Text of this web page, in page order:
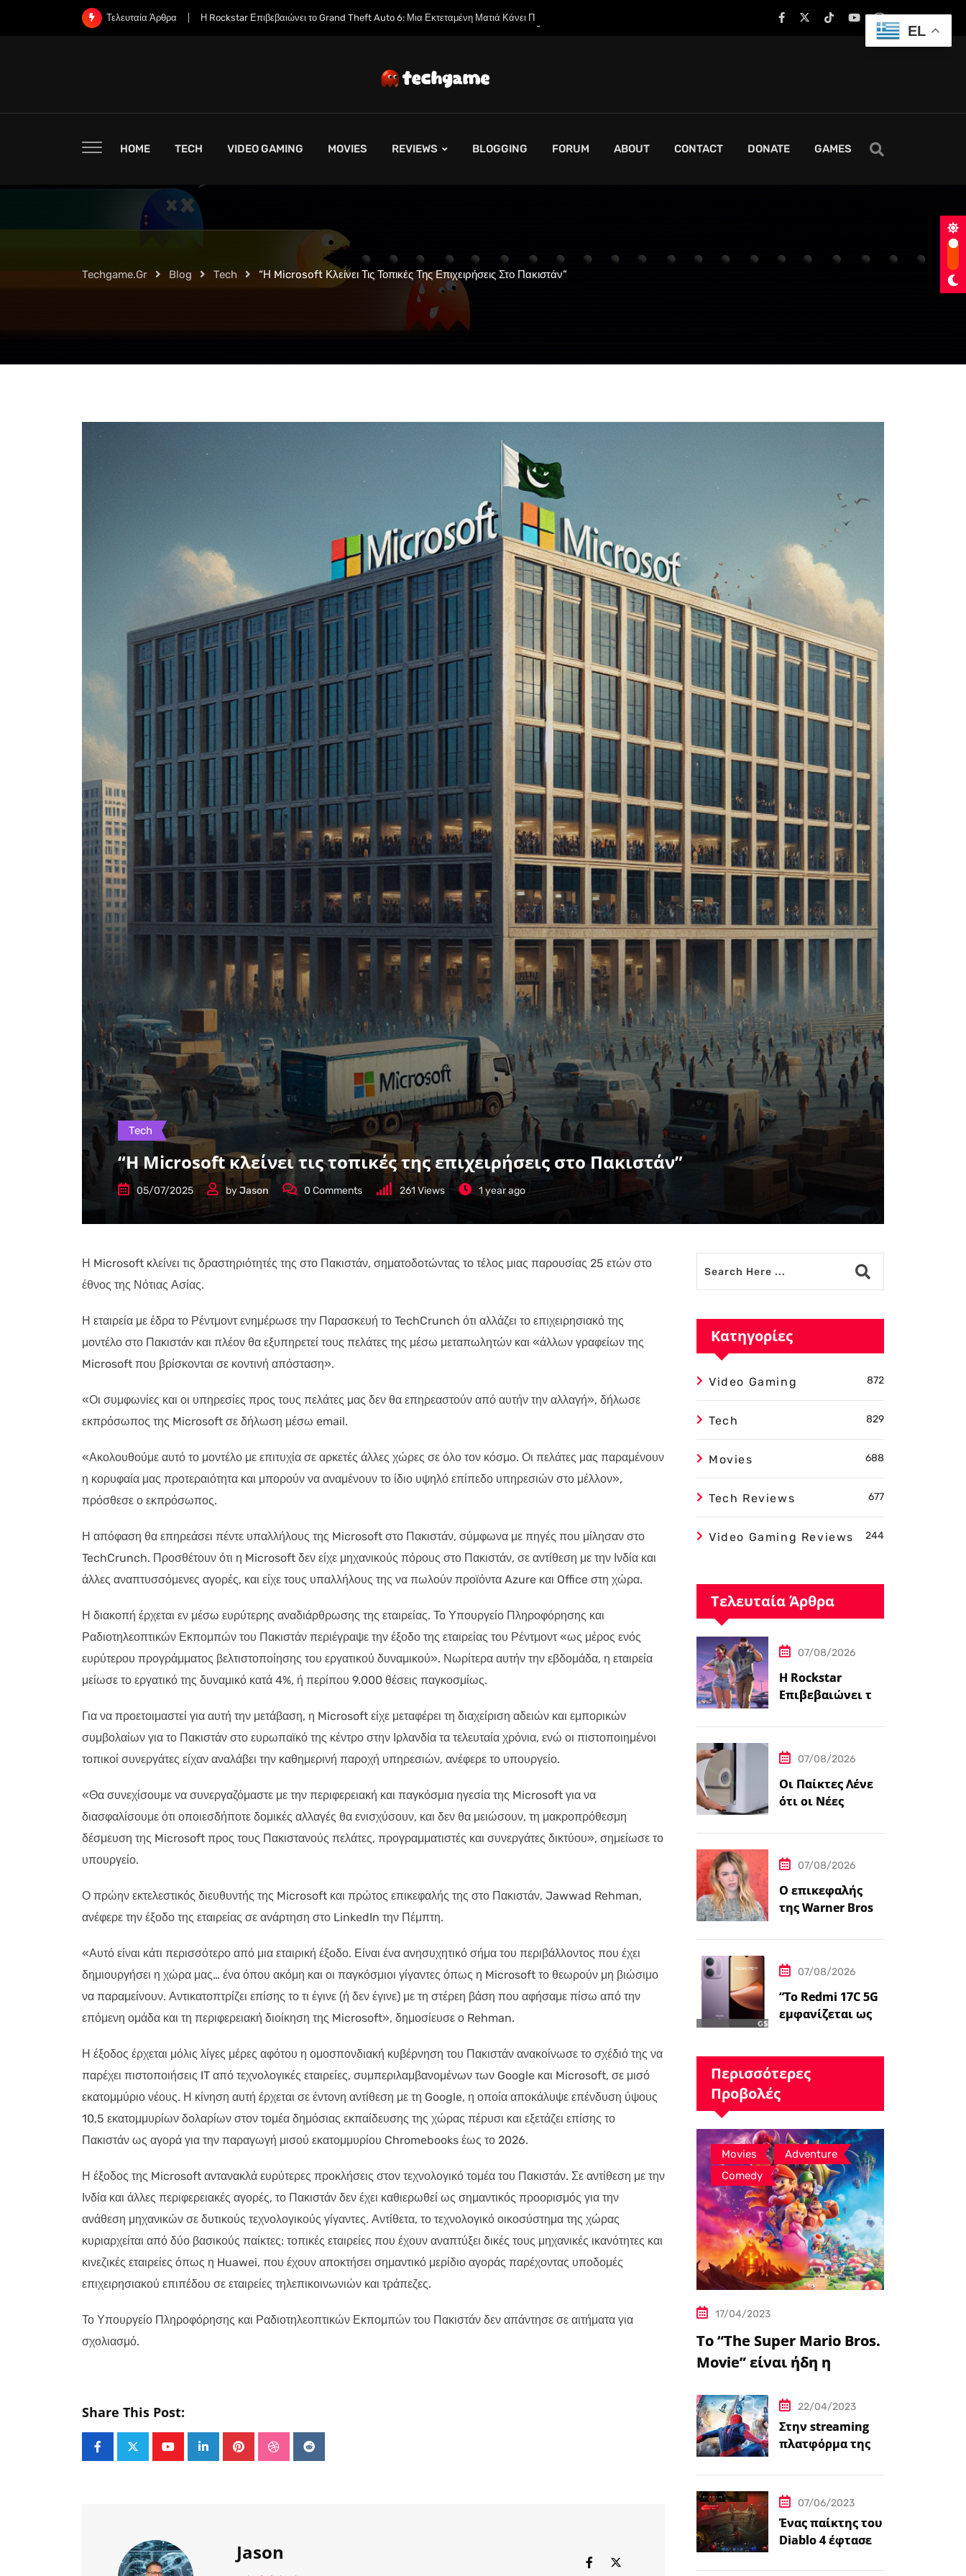
Τελευταία Άρθρα
Η Rockstar Επιβεβαιώνει το Grand Theft Auto 6: Μια Εκτεταμένη Ματιά Κάνει Πρεμιέρα στο Netflix Αυτόν τον Μήνα
HOME TECH VIDEO GAMING MOVIES REVIEWS BLOGGING FORUM ABOUT CONTACT DONATE GAMES
Techgame.gr Blog Tech “Η Microsoft Κλείνει Τις Τοπικές Της Επιχειρήσεις Στο Πακιστάν”
Tech
“Η Microsoft κλείνει τις τοπικές της επιχειρήσεις στο Πακιστάν”
05/07/2025 byJason 0 Comments 261 Views 1 year ago
Η Microsoft κλείνει τις δραστηριότητές της στο Πακιστάν, σηματοδοτώντας το τέλος μιας παρουσίας 25 ετών στο
έθνος της Νότιας Ασίας.
Η εταιρεία με έδρα το Ρέντμοντ ενημέρωσε την Παρασκευή το TechCrunch ότι αλλάζει το επιχειρησιακό της
μοντέλο στο Πακιστάν και πλέον θα εξυπηρετεί τους πελάτες της μέσω μεταπωλητών και «άλλων γραφείων της
Microsoft που βρίσκονται σε κοντινή απόσταση».
«Οι συμφωνίες και οι υπηρεσίες προς τους πελάτες μας δεν θα επηρεαστούν από αυτήν την αλλαγή», δήλωσε
εκπρόσωπος της Microsoft σε δήλωση μέσω email.
«Ακολουθούμε αυτό το μοντέλο με επιτυχία σε αρκετές άλλες χώρες σε όλο τον κόσμο. Οι πελάτες μας παραμένουν
η κορυφαία μας προτεραιότητα και μπορούν να αναμένουν το ίδιο υψηλό επίπεδο υπηρεσιών στο μέλλον»,
πρόσθεσε ο εκπρόσωπος.
Η απόφαση θα επηρεάσει πέντε υπαλλήλους της Microsoft στο Πακιστάν, σύμφωνα με πηγές που μίλησαν στο
TechCrunch. Προσθέτουν ότι η Microsoft δεν είχε μηχανικούς πόρους στο Πακιστάν, σε αντίθεση με την Ινδία και
άλλες αναπτυσσόμενες αγορές, και είχε τους υπαλλήλους της να πωλούν προϊόντα Azure και Office στη χώρα.
Η διακοπή έρχεται εν μέσω ευρύτερης αναδιάρθρωσης της εταιρείας. Το Υπουργείο Πληροφόρησης και
Ραδιοτηλεοπτικών Εκπομπών του Πακιστάν περιέγραψε την έξοδο της εταιρείας του Ρέντμοντ «ως μέρος ενός
ευρύτερου προγράμματος βελτιστοποίησης του εργατικού δυναμικού». Νωρίτερα αυτήν την εβδομάδα, η εταιρεία
μείωσε το εργατικό της δυναμικό κατά 4%, ή περίπου 9.000 θέσεις παγκοσμίως.
Για να προετοιμαστεί για αυτή την μετάβαση, η Microsoft είχε μεταφέρει τη διαχείριση αδειών και εμπορικών
συμβολαίων για το Πακιστάν στο ευρωπαϊκό της κέντρο στην Ιρλανδία τα τελευταία χρόνια, ενώ οι πιστοποιημένοι
τοπικοί συνεργάτες είχαν αναλάβει την καθημερινή παροχή υπηρεσιών, ανέφερε το υπουργείο.
«Θα συνεχίσουμε να συνεργαζόμαστε με την περιφερειακή και παγκόσμια ηγεσία της Microsoft για να
διασφαλίσουμε ότι οποιεσδήποτε δομικές αλλαγές θα ενισχύσουν, και δεν θα μειώσουν, τη μακροπρόθεσμη
δέσμευση της Microsoft προς τους Πακιστανούς πελάτες, προγραμματιστές και συνεργάτες δικτύου», σημείωσε το
υπουργείο.
Ο πρώην εκτελεστικός διευθυντής της Microsoft και πρώτος επικεφαλής της στο Πακιστάν, Jawwad Rehman,
ανέφερε την έξοδο της εταιρείας σε ανάρτηση στο LinkedIn την Πέμπτη.
«Αυτό είναι κάτι περισσότερο από μια εταιρική έξοδο. Είναι ένα ανησυχητικό σήμα του περιβάλλοντος που έχει
δημιουργήσει η χώρα μας… ένα όπου ακόμη και οι παγκόσμιοι γίγαντες όπως η Microsoft το θεωρούν μη βιώσιμο
να παραμείνουν. Αντικατοπτρίζει επίσης το τι έγινε (ή δεν έγινε) με τη στέρεη βάση που αφήσαμε πίσω από την
επόμενη ομάδα και τη περιφερειακή διοίκηση της Microsoft», δημοσίευσε ο Rehman.
Η έξοδος έρχεται μόλις λίγες μέρες αφότου η ομοσπονδιακή κυβέρνηση του Πακιστάν ανακοίνωσε το σχέδιό της να
παρέχει πιστοποιήσεις IT από τεχνολογικές εταιρείες, συμπεριλαμβανομένων των Google και Microsoft, σε μισό
εκατομμύριο νέους. Η κίνηση αυτή έρχεται σε έντονη αντίθεση με τη Google, η οποία αποκάλυψε επένδυση ύψους
10,5 εκατομμυρίων δολαρίων στον τομέα δημόσιας εκπαίδευσης της χώρας πέρυσι και εξετάζει επίσης το
Πακιστάν ως αγορά για την παραγωγή μισού εκατομμυρίου Chromebooks έως το 2026.
Η έξοδος της Microsoft αντανακλά ευρύτερες προκλήσεις στον τεχνολογικό τομέα του Πακιστάν. Σε αντίθεση με την
Ινδία και άλλες περιφερειακές αγορές, το Πακιστάν δεν έχει καθιερωθεί ως σημαντικός προορισμός για την
ανάθεση μηχανικών σε δυτικούς τεχνολογικούς γίγαντες. Αντίθετα, το τεχνολογικό οικοσύστημα της χώρας
κυριαρχείται από δύο βασικούς παίκτες: τοπικές εταιρείες που έχουν αναπτύξει δικές τους μηχανικές ικανότητες και
κινεζικές εταιρείες όπως η Huawei, που έχουν αποκτήσει σημαντικό μερίδιο αγοράς παρέχοντας υποδομές
επιχειρησιακού επιπέδου σε εταιρείες τηλεπικοινωνιών και τράπεζες.
Το Υπουργείο Πληροφόρησης και Ραδιοτηλεοπτικών Εκπομπών του Πακιστάν δεν απάντησε σε αιτήματα για
σχολιασμό.
Share This Post:
LinkedInPinterestStumbleUpon
Reddit
Jason
Κατηγορίες
Video Gaming 872
Tech 829
Movies 688
Tech Reviews 677
Video Gaming Reviews 244
Τελευταία Άρθρα
07/08/2026
Η Rockstar
Επιβεβαιώνει το
6: Μια
Ματιά Κάνει
Πρεμιέρα στο
Netflix Αυτόν τον
07/08/2026
Οι Παίκτες Λένε
ότι οι Νέες
PlayStation 5
Αυτοκόλλητο…
07/08/2026
Ο επικεφαλής
της Warner Bros.
Gunn είναι
ς»…07/08/2026
“Το Redmi 17C 5G
εμφανίζεται ως
GSMArena.com”
Περισσότερες
Προβολές
Movies , Adventure ,
Comedy
17/04/2023
Το “The Super Mario Bros.
Movie” είναι ήδη η
μεταφορά
βιντεοπαιχνιδιού στον
κινηματογράφο
22/04/2023
Στην streaming
πλατφόρμα της
σήμερα πέντε
ταινίες Spider-
Man
07/06/2023
Ένας παίκτης του
Diablo 4 έφτασε
EL